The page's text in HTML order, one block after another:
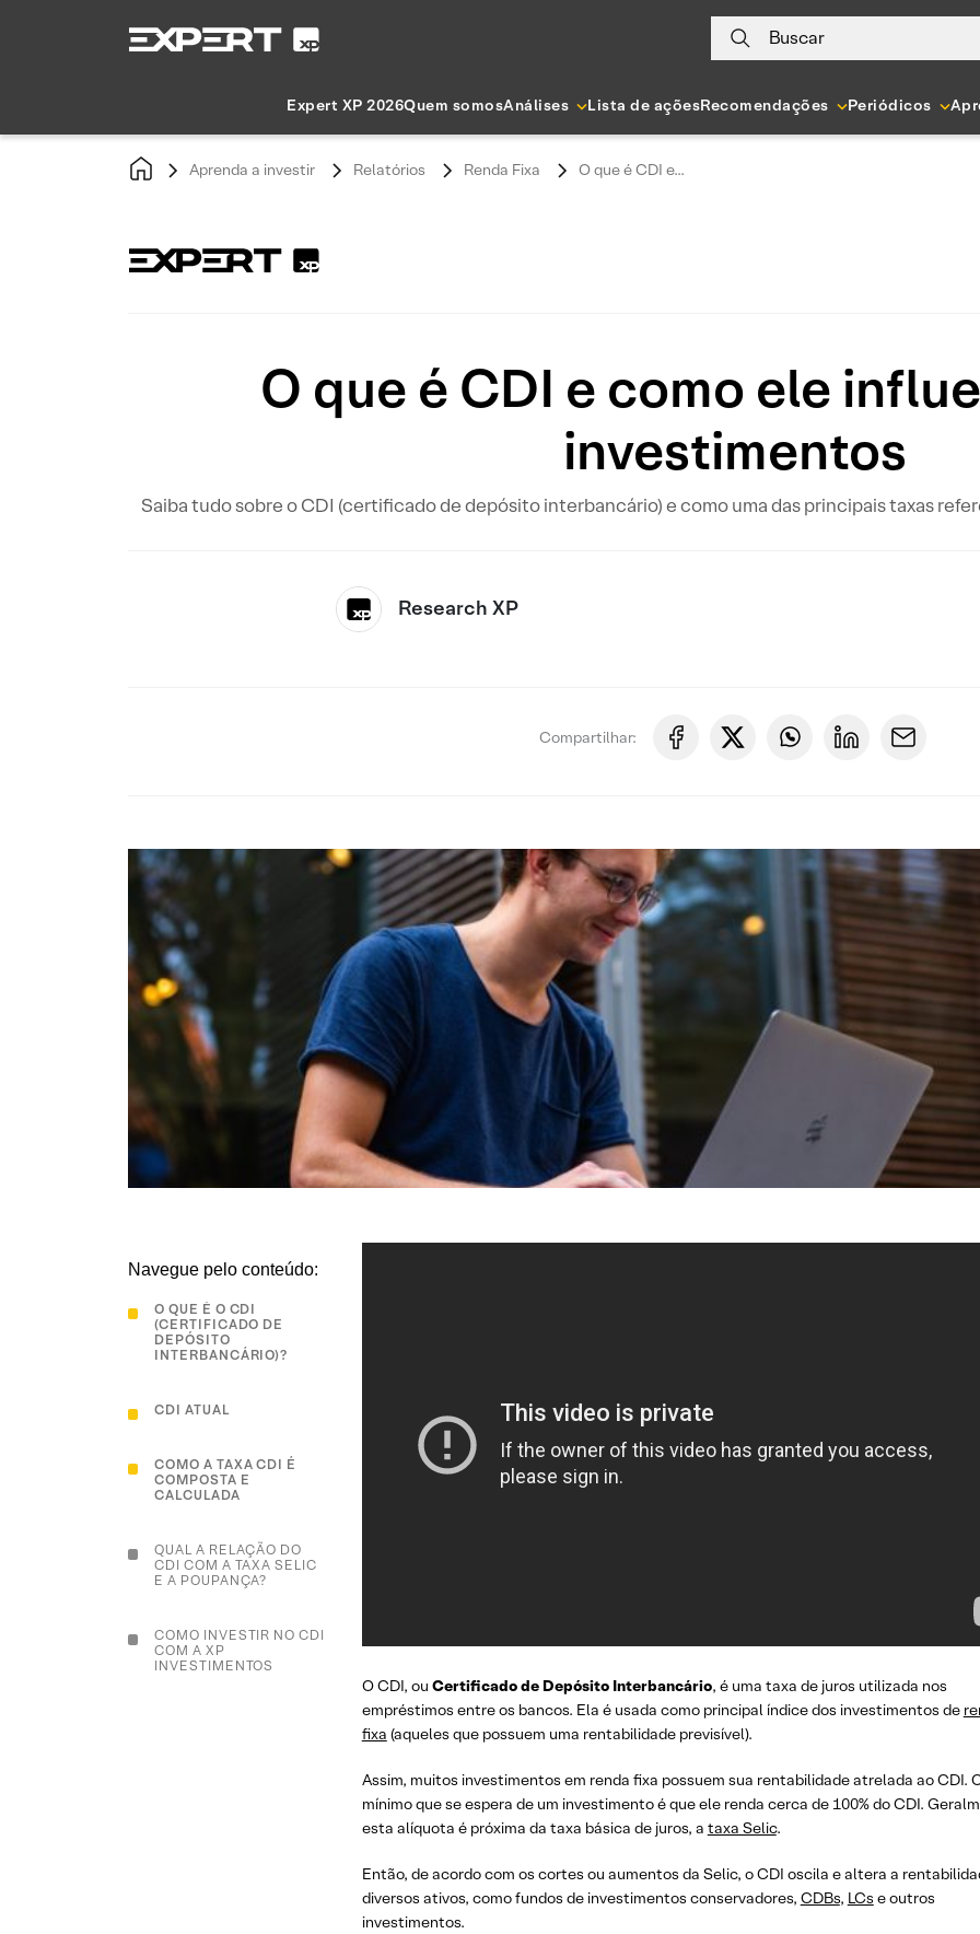
Buscar
Expert XP 2026Quem somosAnálises Lista de açõesRecomendações Periódicos
Aprenda a investir Relatórios Renda Fixa O que é CDI e...
O que é CDI e como ele
investimentos
Saiba tudo sobre o CDI (certificado de depósito interbancário) e como uma das principais taxas
Research XP
Compartilhar:
Navegue pelo conteúdo:
O QUE É O CDI
(CERTIFICADO DE
DEPÓSITO
INTERBANCÁRIO)?
CDI ATUAL
COMO A TAXA CDI É
COMPOSTA E
CALCULADA
QUAL A RELAÇÃO DO
CDI COM A TAXA SELIC
E A POUPANÇA?
COMO INVESTIR NO CDI
COM A XP
INVESTIMENTOS
O CDI, ou Certificado de Depósito Interbancário, é uma taxa de juros utilizada nos
empréstimos entre os bancos. Ela é usada como principal índice dos investimentos de
fixa (aqueles que possuem uma rentabilidade previsível).
Assim, muitos investimentos em renda fixa possuem sua rentabilidade atrelada ao CDI.
mínimo que se espera de um investimento é que ele renda cerca de 100% do CDI.
esta alíquota é próxima da taxa básica de juros, a taxa Selic.
Então, de acordo com os cortes ou aumentos da Selic, o CDI oscila e altera a
diversos ativos, como fundos de investimentos conservadores, CDBs, LCs e outros
investimentos.